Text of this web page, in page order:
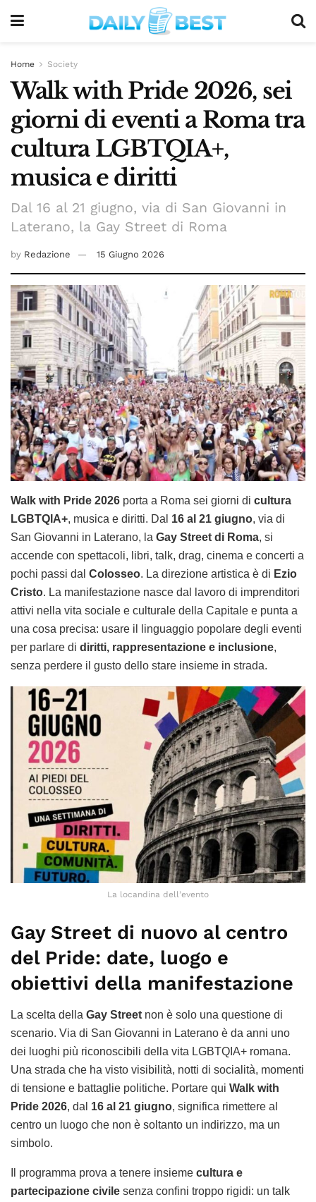
Home Society
Walk with Pride 2026, sei
giorni di eventi a Roma tra
cultura LGBTQIA+,
musica e diritti
Dal 16 al 21 giugno, via di San Giovanni in
Laterano, la Gay Street di Roma
by Redazione 15 Giugno 2026
Walk with Pride 2026 porta a Roma sei giorni di cultura
LGBTQIA+, musica e diritti. Dal 16 al 21 giugno, via di
San Giovanni in Laterano, la Gay Street di Roma, si
accende con spettacoli, libri, talk, drag, cinema e concerti a
pochi passi dal Colosseo. La direzione artistica è di Ezio
Cristo. La manifestazione nasce dal lavoro di imprenditori
attivi nella vita sociale e culturale della Capitale e punta a
una cosa precisa: usare il linguaggio popolare degli eventi
per parlare di diritti, rappresentazione e inclusione,
senza perdere il gusto dello stare insieme in strada.
La locandina dell’evento
Gay Street di nuovo al centro
del Pride: date, luogo e
obiettivi della manifestazione
La scelta della Gay Street non è solo una questione di
scenario. Via di San Giovanni in Laterano è da anni uno
dei luoghi più riconoscibili della vita LGBTQIA+ romana.
Una strada che ha visto visibilità, notti di socialità, momenti
di tensione e battaglie politiche. Portare qui Walk with
Pride 2026, dal 16 al 21 giugno, significa rimettere al
centro un luogo che non è soltanto un indirizzo, ma un
simbolo.
Il programma prova a tenere insieme cultura e
partecipazione civile senza confini troppo rigidi: un talk